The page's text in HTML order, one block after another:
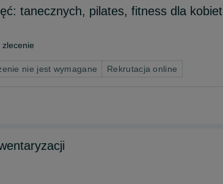
tanecznych, pilates, fitness dla kobiet
zlecenie
nie jest wymagane Rekrutacja online